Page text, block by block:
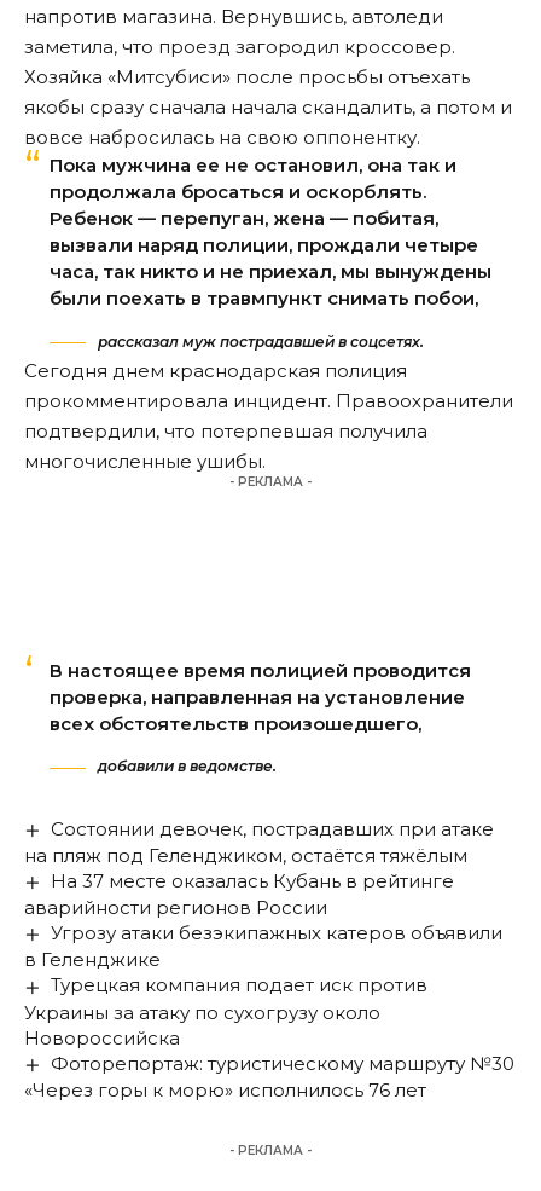
напротив магазина. Вернувшись, автоледи
заметила, что проезд загородил кроссовер.
Хозяйка «Митсубиси» после просьбы отъехать
якобы сразу сначала начала скандалить, а потом и
вовсе набросилась на свою оппонентку.
Пока мужчина ее не остановил, она так и
продолжала бросаться и оскорблять.
Ребенок — перепуган, жена — побитая,
вызвали наряд полиции, прождали четыре
часа, так никто и не приехал, мы вынуждены
были поехать в травмпункт снимать побои,
рассказал муж пострадавшей в соцсетях.
Сегодня днем краснодарская полиция
прокомментировала инцидент. Правоохранители
подтвердили, что потерпевшая получила
многочисленные ушибы.
- РЕКЛАМА -
В настоящее время полицией проводится
проверка, направленная на установление
всех обстоятельств произошедшего,
добавили в ведомстве.
Состоянии девочек, пострадавших при атаке
на пляж под Геленджиком, остаётся тяжёлым
На 37 месте оказалась Кубань в рейтинге
аварийности регионов России
Угрозу атаки безэкипажных катеров объявили
в Геленджике
Турецкая компания подает иск против
Украины за атаку по сухогрузу около
Новороссийска
Фоторепортаж: туристическому маршруту №30
«Через горы к морю» исполнилось 76 лет
- РЕКЛАМА -